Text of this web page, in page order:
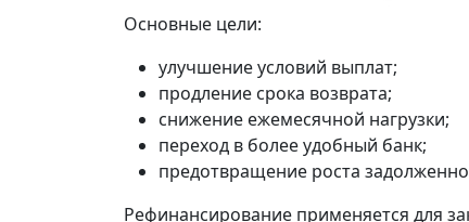
Основные цели:
улучшение условий выплат;
продление срока возврата;
снижение ежемесячной нагрузки;
переход в более удобный банк;
предотвращение роста
Рефинансирование применяется для